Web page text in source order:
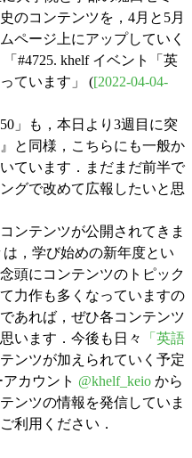
のコンテンツを，4月と5月
ページ上にアップしていく
#4725. khelf イベント「英
ています」 ([2022-04-04-
」も，本日より3週目に突
と同様，こちらにも一般か
ています．まだまだ前半で
グで改めて広報したいと思
ンテンツが公開されてきま
，学び始めの新年度とい
頭にコンテンツのトピック
力作も多くなっていますの
あれば，ぜひ各コンテンツ
います．今後も日々
「英語
ンツが加えられていく予定
カウント @khelf_keio から
ンツの情報を発信していま
利用ください．